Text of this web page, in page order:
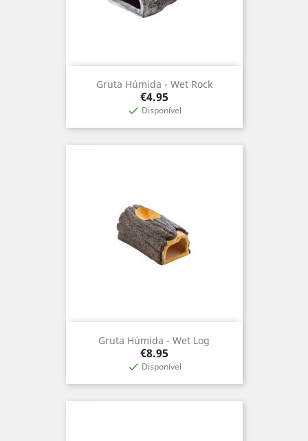
Gruta Húmida - Wet Rock
Price
€4.95
 Disponível
Gruta Húmida - Wet Log
Price
€8.95
 Disponível